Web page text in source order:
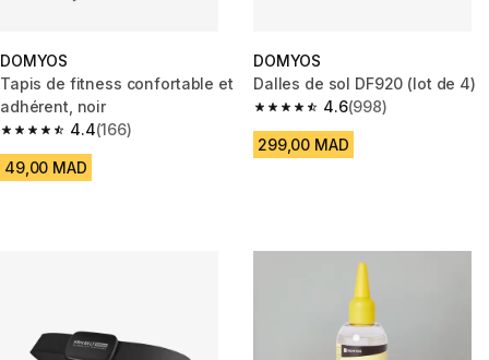
DOMYOS
Tapis de fitness confortable et
adhérent, noir
4.4
4.4 out of 5 stars from 166 reviews
(166)
49,00 MAD
DOMYOS
Dalles de sol DF920 (lot de 4)
4.6
4.6 out of 5 stars from 998
(998)
299,00 MAD